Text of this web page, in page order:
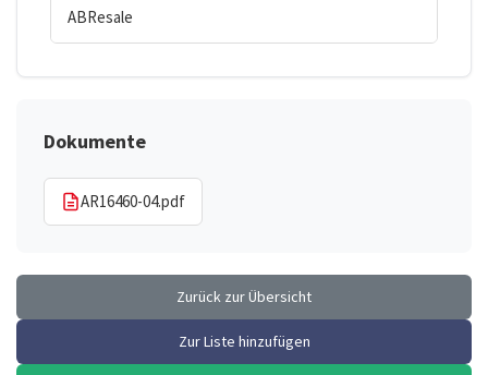
ABResale
Dokumente
AR16460-04.pdf
Zurück zur Übersicht
Zur Liste hinzufügen